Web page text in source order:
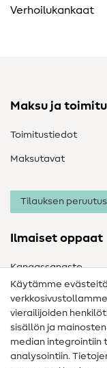
Verhoilukankaat
Maksu ja
Toimitustiedot
Maksutavat
Tilauksen peruutus
Ilmaiset oppaat
Kangassanasto
Ompelusanasto
Ompeluohjeet
Apua ja
Käytämme
vierailijoiden
sisällön ja
median integrointiin
analysointiin.